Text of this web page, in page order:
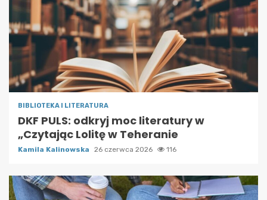
BIBLIOTEKA I LITERATURA
DKF PULS: odkryj moc literatury w
„Czytając Lolitę w Teheranie
Kamila Kalinowska 26 czerwca 2026 116